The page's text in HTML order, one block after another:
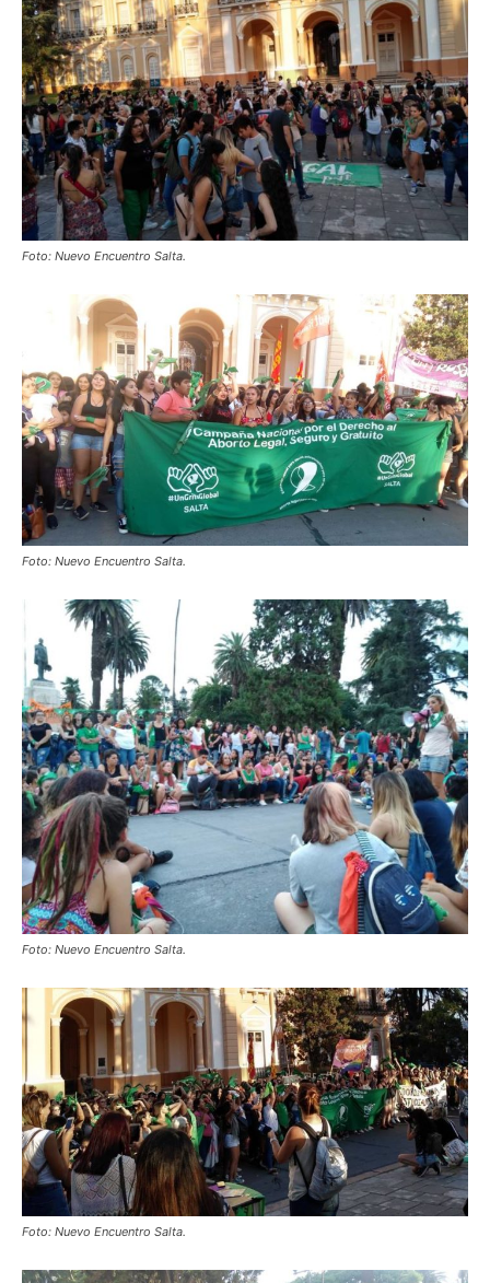
Foto: Nuevo Encuentro Salta.
Foto: Nuevo Encuentro Salta.
Foto: Nuevo Encuentro Salta.
Foto: Nuevo Encuentro Salta.